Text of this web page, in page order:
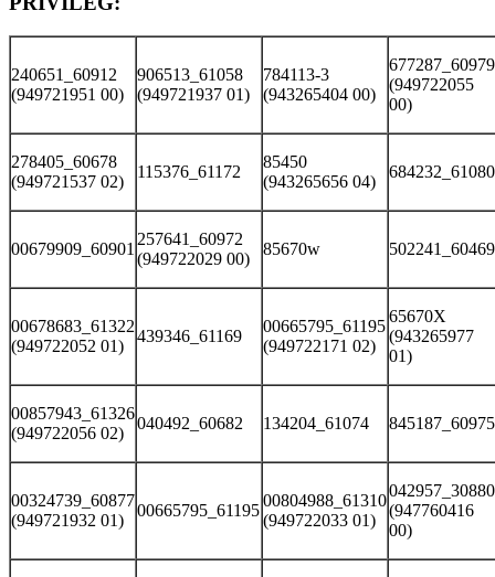
240651_60912
(949721951 00)
906513_61058
(949721937 01)
784113-3
(943265404 00)
677287_60979
(949722055
00)
278405_60678
(949721537 02)
115376_61172
85450
(943265656 04)
684232_61080
00679909_60901
257641_60972
(949722029 00)
85670w 502241_60469
00678683_61322
(949722052 01)
439346_61169
00665795_61195
(949722171 02)
65670X
(943265977
01)
00857943_61326
(949722056 02)
040492_60682 134204_61074 845187_60975
00324739_60877
(949721932 01)
00665795_61195
00804988_61310
(949722033 01)
042957_30880
(947760416
00)